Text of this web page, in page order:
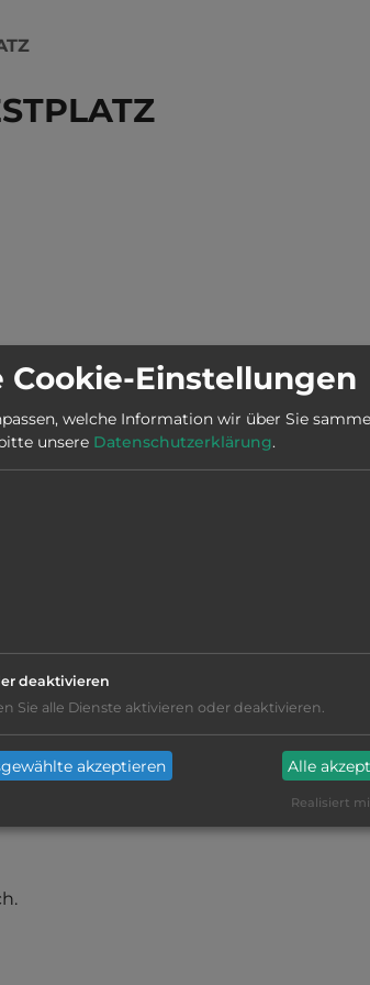
500 m entfernt. Touristen-/
Stadt: 52441 Linnich
überwiegend ruhig
Cookie-Einstellungen
welche Information wir über Sie
unsere Datenschutzerklärung.
deaktivieren
Sie alle Dienste aktivieren oder deaktivieren.
akzeptieren Alle
Realisiert